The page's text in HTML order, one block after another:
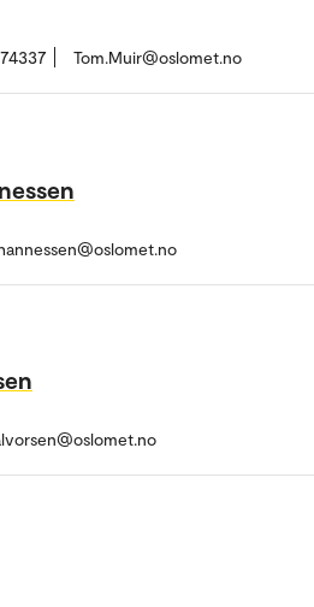
Tom.Muir@oslomet.no